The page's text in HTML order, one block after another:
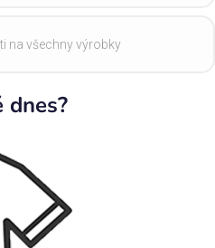
na všechny výrobky
dnes?